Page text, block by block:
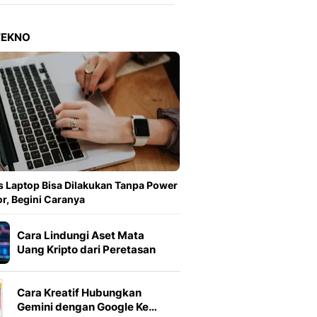
Laptop Bisa Dilakukan Tanpa Power
Begini Caranya
Cara Lindungi Aset Mata
Uang Kripto dari Peretasan
Cara Kreatif Hubungkan
Gemini dengan Google Ke…